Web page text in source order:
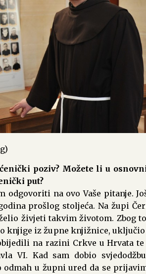
poziv? Možete li u
put?
odgovoriti na ovo Vaše pitanje.
prošlog stoljeća. Na župi
živjeti takvim životom. Zbog
knjige iz župne knjižnice, uključio
na razini Crkve u Hrvata te
VI. Kad sam dobio
u župni ured da se